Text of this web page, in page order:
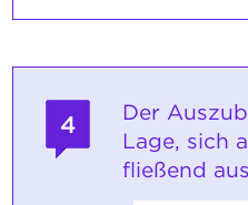
4
Der
Lage, sich
fließend